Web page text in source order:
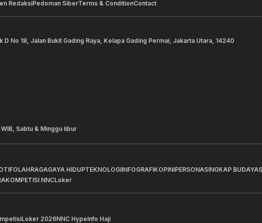
RedaksiPedoman SiberTerms & ConditionContact
D No 18, Jalan Bukit Gading Raya, Kelapa Gading Permai, Jakarta Utara, 14240
Sabtu & Minggu libur
OLAHRAGAGAYA HIDUPTEKNOLOGIINFOGRAFIKOPINIPERSONASINGKAP BUDAYA
KOMPETISI NNCLoker
Loker 2026NNC HypeInfo Haji